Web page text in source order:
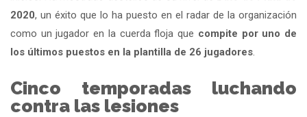
2020, un éxito que lo ha puesto en el radar de la organización
como un jugador en la cuerda floja que compite por uno de
los últimos puestos en la plantilla de 26 jugadores.
Cinco temporadas luchando
contra las lesiones